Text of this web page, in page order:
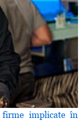
implicate în